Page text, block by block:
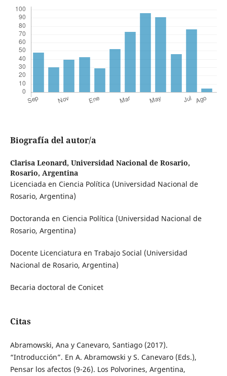
Biografía del autor/a
Clarisa Leonard, Universidad Nacional de Rosario,
Rosario, Argentina
Licenciada en Ciencia Política (Universidad Nacional de
Rosario, Argentina)
Doctoranda en Ciencia Política (Universidad Nacional de
Rosario, Argentina)
Docente Licenciatura en Trabajo Social (Universidad
Nacional de Rosario, Argentina)
Becaria doctoral de Conicet
Citas
Abramowski, Ana y Canevaro, Santiago (2017).
“Introducción”. En A. Abramowski y S. Canevaro (Eds.),
Pensar los afectos (9-26). Los Polvorines, Argentina,